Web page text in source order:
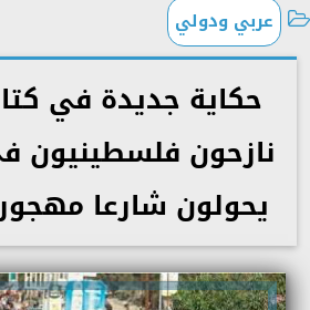
عربي ودولي
حكاية جديدة في
نازحون فلسطينيون
يحولون شارعا